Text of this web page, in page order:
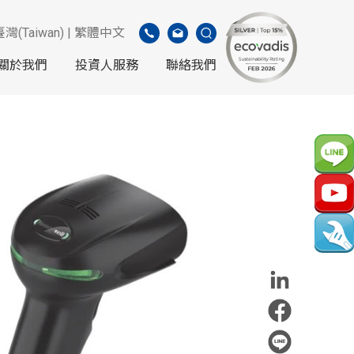
灣(Taiwan) | 繁體中文
於我們 投資人服務 聯絡我們